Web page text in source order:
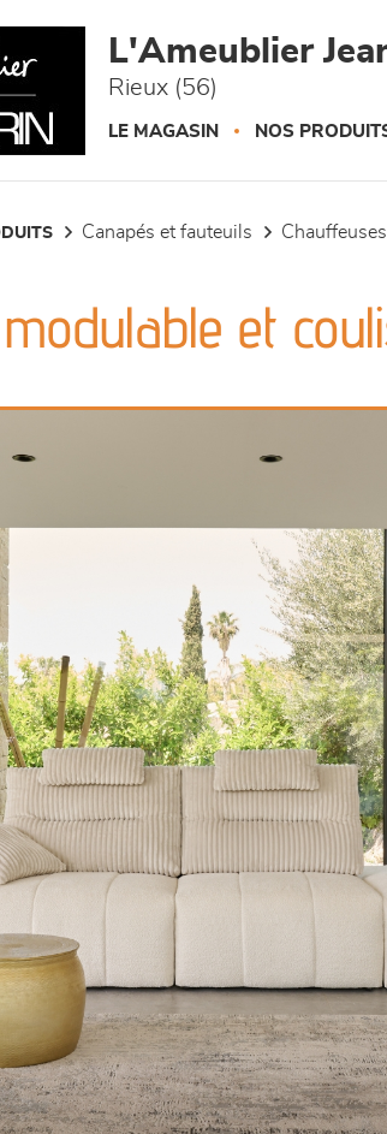
L'Ameublier
Rieux (56)
LE MAGASIN NOS
canapés et fauteuils chauffeuses
et